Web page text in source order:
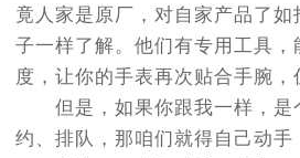
竟人家是原厂，对自家产品了
子一样了解。他们有专用工具，
度，让你的手表再次贴合手腕，
但是，如果你跟我一样，是
约、排队，那咱们就得自己动手